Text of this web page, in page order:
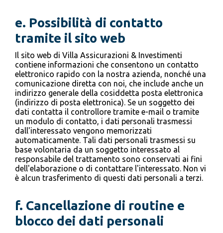
e. Possibilità di contatto
tramite il sito web
Il sito web di Villa Assicurazioni & Investimenti
contiene informazioni che consentono un contatto
elettronico rapido con la nostra azienda, nonché una
comunicazione diretta con noi, che include anche un
indirizzo generale della cosiddetta posta elettronica
(indirizzo di posta elettronica). Se un soggetto dei
dati contatta il controllore tramite e-mail o tramite
un modulo di contatto, i dati personali trasmessi
dall'interessato vengono memorizzati
automaticamente. Tali dati personali trasmessi su
base volontaria da un soggetto interessato al
responsabile del trattamento sono conservati ai fini
dell'elaborazione o di contattare l'interessato. Non vi
è alcun trasferimento di questi dati personali a terzi.
f. Cancellazione di routine e
blocco dei dati personali